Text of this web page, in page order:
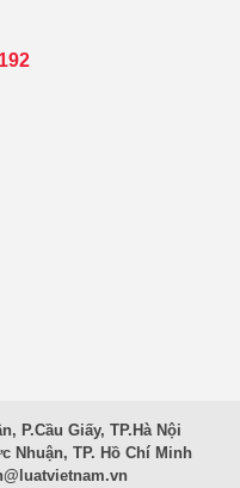
P.Cầu Giấy, TP.Hà Nội
Nhuận, TP. Hồ Chí Minh